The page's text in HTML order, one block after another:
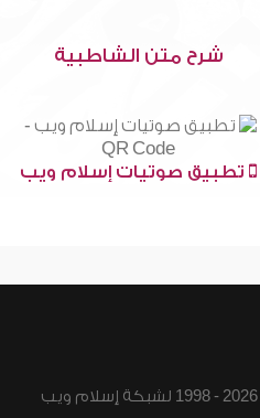
شرح متن الشاطبية
تطبيق صوتيات إسلام ويب